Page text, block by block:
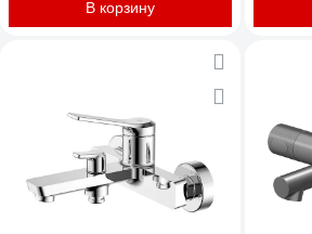
В корзину